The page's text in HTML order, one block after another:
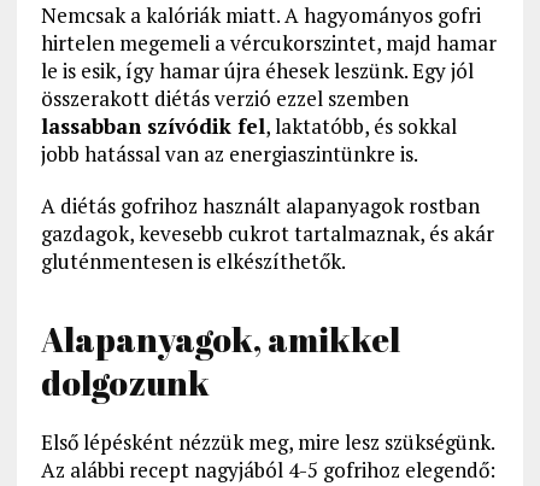
Nemcsak a kalóriák miatt. A hagyományos gofri
hirtelen megemeli a vércukorszintet, majd hamar
le is esik, így hamar újra éhesek leszünk. Egy jól
összerakott diétás verzió ezzel szemben
lassabban szívódik fel, laktatóbb, és sokkal
jobb hatással van az energiaszintünkre is.
A diétás gofrihoz használt alapanyagok rostban
gazdagok, kevesebb cukrot tartalmaznak, és akár
gluténmentesen is elkészíthetők.
Alapanyagok, amikkel
dolgozunk
Első lépésként nézzük meg, mire lesz szükségünk.
Az alábbi recept nagyjából 4-5 gofrihoz elegendő: